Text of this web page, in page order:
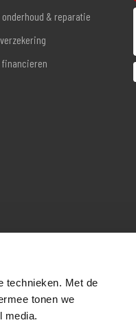
technieken. Met de
tonen we
media.
onderhoud & reparatie
financieren